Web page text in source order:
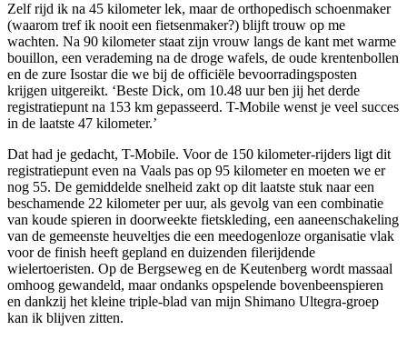
Zelf rijd ik na 45 kilometer lek, maar de orthopedisch schoenmaker
(waarom tref ik nooit een fietsenmaker?) blijft trouw op me
wachten. Na 90 kilometer staat zijn vrouw langs de kant met warme
bouillon, een verademing na de droge wafels, de oude krentenbollen
en de zure Isostar die we bij de officiële bevoorradingsposten
krijgen uitgereikt. ‘Beste Dick, om 10.48 uur ben jij het derde
registratiepunt na 153 km gepasseerd. T-Mobile wenst je veel succes
in de laatste 47 kilometer.’
Dat had je gedacht, T-Mobile. Voor de 150 kilometer-rijders ligt dit
registratiepunt even na Vaals pas op 95 kilometer en moeten we er
nog 55. De gemiddelde snelheid zakt op dit laatste stuk naar een
beschamende 22 kilometer per uur, als gevolg van een combinatie
van koude spieren in doorweekte fietskleding, een aaneenschakeling
van de gemeenste heuveltjes die een meedogenloze organisatie vlak
voor de finish heeft gepland en duizenden filerijdende
wielertoeristen. Op de Bergseweg en de Keutenberg wordt massaal
omhoog gewandeld, maar ondanks opspelende bovenbeenspieren
en dankzij het kleine triple-blad van mijn Shimano Ultegra-groep
kan ik blijven zitten.